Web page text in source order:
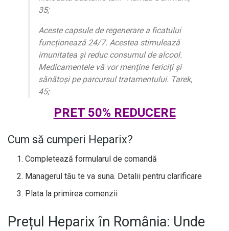
35;
Aceste capsule de regenerare a ficatului
funcționează 24/7. Acestea stimulează
imunitatea și reduc consumul de alcool.
Medicamentele vă vor menține fericiți și
sănătoși pe parcursul tratamentului. Tarek,
45;
PRET 50% REDUCERE
Cum să cumperi Heparix?
Completează formularul de comandă
Managerul tău te va suna. Detalii pentru clarificare
Plata la primirea comenzii
Prețul Heparix în România: Unde